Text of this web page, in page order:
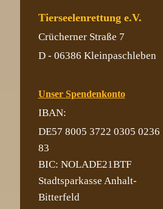
Tierseelenrettung e.V.
Crücherner Straße 7
D - 06386 Kleinpaschleben
Unser Spendenkonto
IBAN:
DE57 8005 3722 0305 0236
83
BIC: NOLADE21BTF
Stadtsparkasse Anhalt-
Bitterfeld